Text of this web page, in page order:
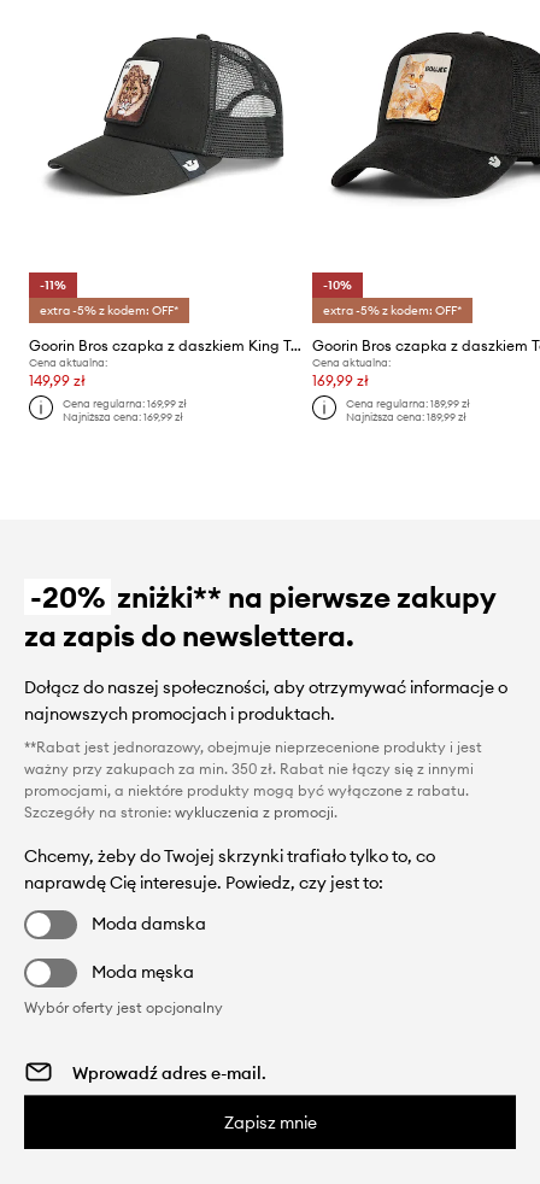
-11%
extra -5% z kodem: OFF*
Goorin Bros czapka z daszkiem King Trucker
Cena aktualna:
149,99 zł
Cena regularna:169,99 zł
Najniższa cena:169,99 zł
-10%
extra -5% z kodem: OFF*
Cena aktualna:
169,99 zł
Cena regularna: 189,99 zł
Najniższa cena: 189,99 zł
-20% zniżki** na pierwsze zakupy
za zapis do newslettera.
Dołącz do naszej społeczności, aby otrzymywać informacje o
najnowszych promocjach i produktach.
**Rabat jest jednorazowy, obejmuje nieprzecenione produkty i jest
ważny przy zakupach za min. 350 zł. Rabat nie łączy się z innymi
promocjami, a niektóre produkty mogą być wyłączone z rabatu.
Szczegóły na stronie: wykluczenia z promocji.
Chcemy, żeby do Twojej skrzynki trafiało tylko to, co
naprawdę Cię interesuje. Powiedz, czy jest to:
Moda damska
Moda męska
Wybór oferty jest opcjonalny
Zapisz mnie